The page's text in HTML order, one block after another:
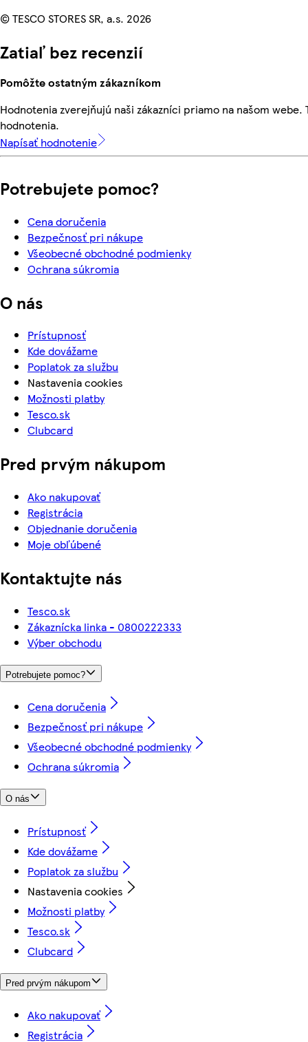
© TESCO STORES SR, a.s. 2026
Zatiaľ bez recenzií
Pomôžte ostatným zákazníkom
Hodnotenia zverejňujú naši zákazníci priamo na našom
hodnotenia.
Napísať hodnotenie
Potrebujete pomoc?
Cena doručenia
Bezpečnosť pri nákupe
Všeobecné obchodné podmienky
Ochrana súkromia
O nás
Prístupnosť
Kde dovážame
Poplatok za službu
Nastavenia cookies
Možnosti platby
Tesco.sk
Clubcard
Pred prvým nákupom
Ako nakupovať
Registrácia
Objednanie doručenia
Moje obľúbené
Kontaktujte nás
Tesco.sk
Zákaznícka linka - 0800222333
Výber obchodu
Potrebujete pomoc?
Cena doručenia
Bezpečnosť pri nákupe
Všeobecné obchodné podmienky
Ochrana súkromia
O nás
Prístupnosť
Kde dovážame
Poplatok za službu
Nastavenia cookies
Možnosti platby
Tesco.sk
Clubcard
Pred prvým nákupom
Ako nakupovať
Registrácia